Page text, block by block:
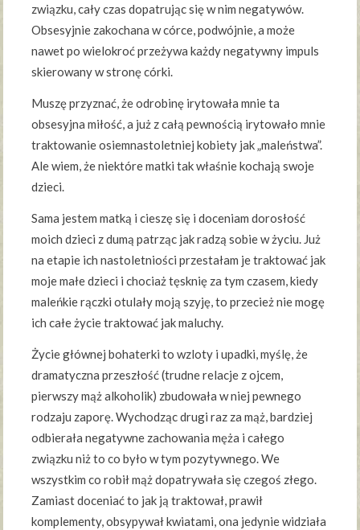
związku, cały czas dopatrując się w nim negatywów.
Obsesyjnie zakochana w córce, podwójnie, a może
nawet po wielokroć przeżywa każdy negatywny impuls
skierowany w stronę córki.
Muszę przyznać, że odrobinę irytowała mnie ta
obsesyjna miłość, a już z całą pewnością irytowało mnie
traktowanie osiemnastoletniej kobiety jak „maleństwa”.
Ale wiem, że niektóre matki tak właśnie kochają swoje
dzieci.
Sama jestem matką i cieszę się i doceniam dorosłość
moich dzieci z dumą patrząc jak radzą sobie w życiu. Już
na etapie ich nastoletniości przestałam je traktować jak
moje małe dzieci i chociaż tęsknię za tym czasem, kiedy
maleńkie rączki otulały moją szyję, to przecież nie mogę
ich całe życie traktować jak maluchy.
Życie głównej bohaterki to wzloty i upadki, myślę, że
dramatyczna przeszłość (trudne relacje z ojcem,
pierwszy mąż alkoholik) zbudowała w niej pewnego
rodzaju zaporę. Wychodząc drugi raz za mąż, bardziej
odbierała negatywne zachowania męża i całego
związku niż to co było w tym pozytywnego. We
wszystkim co robił mąż dopatrywała się czegoś złego.
Zamiast doceniać to jak ją traktował, prawił
komplementy, obsypywał kwiatami, ona jedynie widziała